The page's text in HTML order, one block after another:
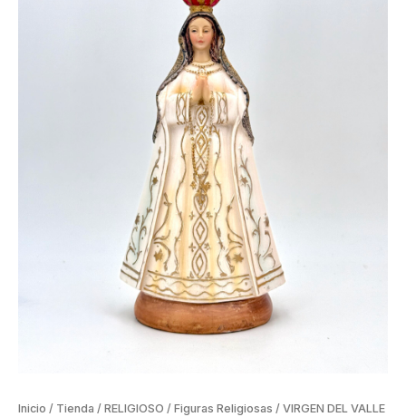
Inicio / Tienda / RELIGIOSO / Figuras Religiosas / VIRGEN DEL VALLE